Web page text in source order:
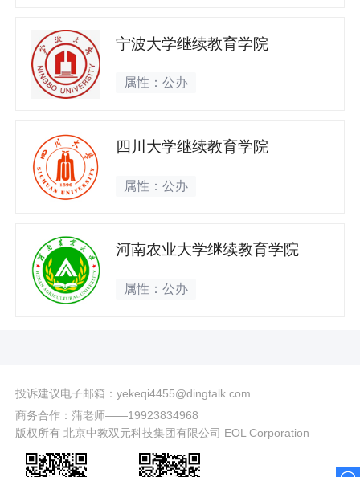
宁波大学继续教育学院
属性：公办
四川大学继续教育学院
属性：公办
河南农业大学继续教育学院
属性：公办
投诉建议电子邮箱：yekeqi4455@dingtalk.com
商务合作：蒲老师——19923834968
版权所有 北京中教双元科技集团有限公司 EOL Corporation